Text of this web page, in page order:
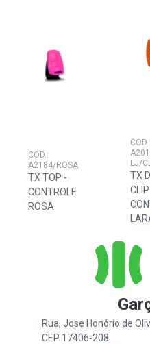
COD.:
A2184/ROSA
TX TOP -
CONTROLE
ROSA
COD.:
LJ/
TX
Rua, Jose Honório de
CEP 17406-208